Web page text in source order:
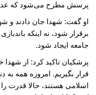
پرسش مطرح می‌شود که
او گفت: شهدا جان دادند و
برقرار شود، نه اینکه
جامعه ایجاد شود.
پزشکیان تاکید کرد: از شهدا
قرار بگیریم. امروزه همه
اسلامی هستند، حالا قدرت